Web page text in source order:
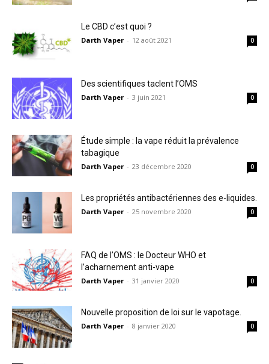
Le CBD c’est quoi ?
Darth Vaper - 12 août 2021 0
Des scientifiques taclent l’OMS
Darth Vaper - 3 juin 2021 0
Étude simple : la vape réduit la prévalence
tabagique
Darth Vaper - 23 décembre 2020 0
Les propriétés antibactériennes des e-liquides.
Darth Vaper - 25 novembre 2020 0
FAQ de l’OMS : le Docteur WHO et
l’acharnement anti-vape
Darth Vaper - 31 janvier 2020 0
Nouvelle proposition de loi sur le vapotage.
Darth Vaper - 8 janvier 2020 0